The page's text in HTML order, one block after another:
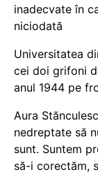
inadecvate în
niciodată
Universitatea
cei doi grifoni
anul 1944 pe
Aura
nedreptate să
sunt. Suntem
să-i corectăm,